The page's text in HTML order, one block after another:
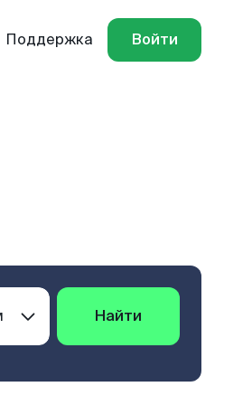
Поддержка Войти
Найти